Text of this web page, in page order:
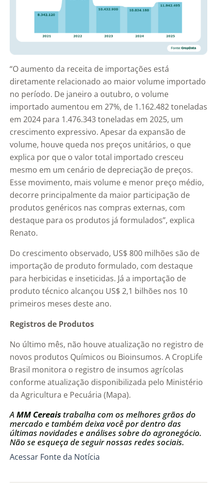
“O aumento da receita de importações está
diretamente relacionado ao maior volume importado
no período. De janeiro a outubro, o volume
importado aumentou em 27%, de 1.162.482 toneladas
em 2024 para 1.476.343 toneladas em 2025, um
crescimento expressivo. Apesar da expansão de
volume, houve queda nos preços unitários, o que
explica por que o valor total importado cresceu
mesmo em um cenário de depreciação de preços.
Esse movimento, mais volume e menor preço médio,
decorre principalmente da maior participação de
produtos genéricos nas compras externas, com
destaque para os produtos já formulados”, explica
Renato.
Do crescimento observado, US$ 800 milhões são de
importação de produto formulado, com destaque
para herbicidas e inseticidas. Já a importação de
produto técnico alcançou US$ 2,1 bilhões nos 10
primeiros meses deste ano.
Registros de Produtos
No último mês, não houve atualização no registro de
novos produtos Químicos ou Bioinsumos. A CropLife
Brasil monitora o registro de insumos agrícolas
conforme atualização disponibilizada pelo Ministério
da Agricultura e Pecuária (Mapa).
A MM Cereais trabalha com os melhores grãos do
mercado e também deixa você por dentro das
últimas novidades e análises sobre do agronegócio.
Não se esqueça de seguir nossas redes sociais.
Acessar Fonte da Notícia